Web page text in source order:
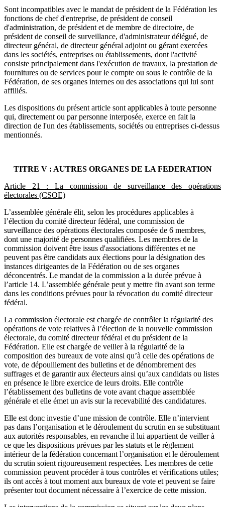
Sont incompatibles avec le mandat de président de la Fédération les
fonctions de chef d'entreprise, de président de conseil
d'administration, de président et de membre de directoire, de
président de conseil de surveillance, d'administrateur délégué, de
directeur général, de directeur général adjoint ou gérant exercées
dans les sociétés, entreprises ou établissements, dont l'activité
consiste principalement dans l'exécution de travaux, la prestation de
fournitures ou de services pour le compte ou sous le contrôle de la
Fédération, de ses organes internes ou des associations qui lui sont
affiliés.
Les dispositions du présent article sont applicables à toute personne
qui, directement ou par personne interposée, exerce en fait la
direction de l'un des établissements, sociétés ou entreprises ci-dessus
mentionnés.
TITRE V : AUTRES ORGANES DE LA FEDERATION
Article 21 : La commission de surveillance des opérations
électorales (CSOE)
L’assemblée générale élit, selon les procédures applicables à
l’élection du comité directeur fédéral, une commission de
surveillance des opérations électorales composée de 6 membres,
dont une majorité de personnes qualifiées. Les membres de la
commission doivent être issus d'associations différentes et ne
peuvent pas être candidats aux élections pour la désignation des
instances dirigeantes de la Fédération ou de ses organes
déconcentrés. Le mandat de la commission a la durée prévue à
l’article 14. L’assemblée générale peut y mettre fin avant son terme
dans les conditions prévues pour la révocation du comité directeur
fédéral.
La commission électorale est chargée de contrôler la régularité des
opérations de vote relatives à l’élection de la nouvelle commission
électorale, du comité directeur fédéral et du président de la
Fédération. Elle est chargée de veiller à la régularité de la
composition des bureaux de vote ainsi qu’à celle des opérations de
vote, de dépouillement des bulletins et de dénombrement des
suffrages et de garantir aux électeurs ainsi qu’aux candidats ou listes
en présence le libre exercice de leurs droits. Elle contrôle
l’établissement des bulletins de vote avant chaque assemblée
générale et elle émet un avis sur la recevabilité des candidatures.
Elle est donc investie d’une mission de contrôle. Elle n’intervient
pas dans l’organisation et le déroulement du scrutin en se substituant
aux autorités responsables, en revanche il lui appartient de veiller à
ce que les dispositions prévues par les statuts et le règlement
intérieur de la fédération concernant l’organisation et le déroulement
du scrutin soient rigoureusement respectées. Les membres de cette
commission peuvent procéder à tous contrôles et vérifications utiles;
ils ont accès à tout moment aux bureaux de vote et peuvent se faire
présenter tout document nécessaire à l’exercice de cette mission.